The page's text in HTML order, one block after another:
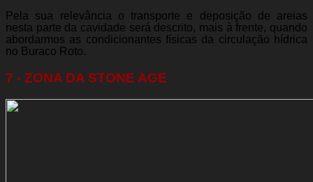
Pela sua relevância o transporte e deposição de areias
nesta parte da cavidade será descrito, mais à frente, quando
abordarmos as condicionantes físicas da circulação hídrica
no Buraco Roto.
7 - ZONA DA STONE AGE